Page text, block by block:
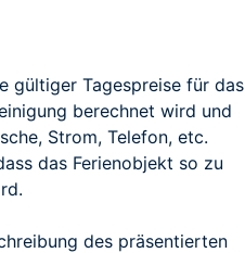
gültiger Tagespreise für das
berechnet wird und
Strom, Telefon, etc.
das Ferienobjekt so zu
des präsentierten